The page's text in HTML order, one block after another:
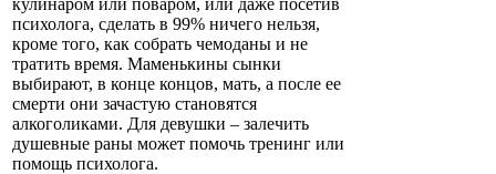
психолога, сделать в 99% ничего нельзя,
кроме того, как собрать чемоданы и не
тратить время. Маменькины сынки
выбирают, в конце концов, мать, а после ее
смерти они зачастую становятся
алкоголиками. Для девушки – залечить
душевные раны может помочь тренинг или
помощь психолога.